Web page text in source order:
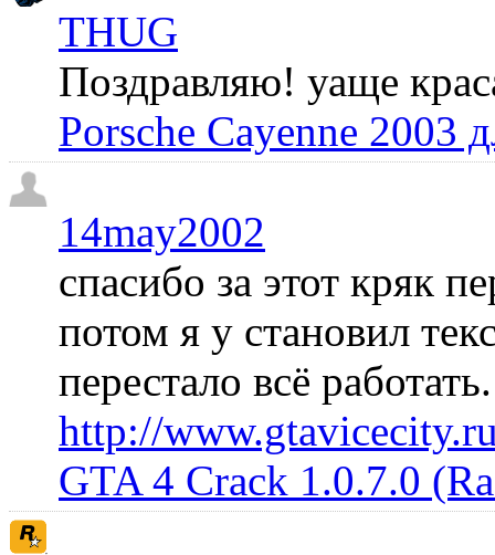
THUG
Поздравляю! уаще
Porsche Cayenne 2003
14may2002
спасибо за этот кряк
потом я у становил
перестало всё
http://
GTA 4 Crack 1.0.7.0